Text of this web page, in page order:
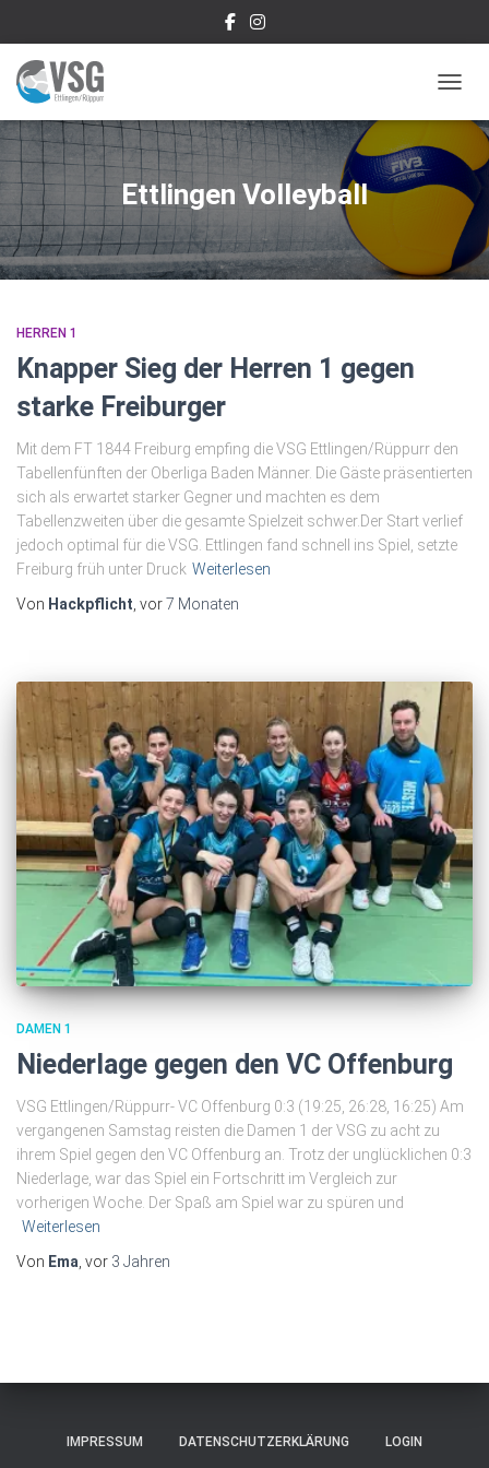
Ettlingen Volleyball
HERREN 1
Knapper Sieg der Herren 1 gegen
starke Freiburger
Mit dem FT 1844 Freiburg empfing die VSG Ettlingen/Rüppurr den
Tabellenfünften der Oberliga Baden Männer. Die Gäste präsentierten
sich als erwartet starker Gegner und machten es dem
Tabellenzweiten über die gesamte Spielzeit schwer.Der Start verlief
jedoch optimal für die VSG. Ettlingen fand schnell ins Spiel, setzte
Freiburg früh unter Druck Weiterlesen
Von Hackpflicht , vor7 Monaten
DAMEN 1
Niederlage gegen den VC Offenburg
VSG Ettlingen/Rüppurr- VC Offenburg 0:3 (19:25, 26:28, 16:25) Am
vergangenen Samstag reisten die Damen 1 der VSG zu acht zu
ihrem Spiel gegen den VC Offenburg an. Trotz der unglücklichen 0:3
Niederlage, war das Spiel ein Fortschritt im Vergleich zur
vorherigen Woche. Der Spaß am Spiel war zu spüren und
Weiterlesen
Von Ema , vor 3 Jahren
IMPRESSUM DATENSCHUTZERKLÄRUNG LOGIN